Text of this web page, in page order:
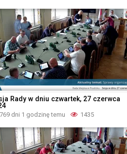
Rady w dniu czwartek, 27 czerwca
769 dni 1 godzinę temu 1435